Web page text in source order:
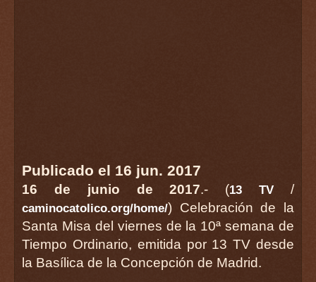
Publicado el 16 jun. 2017
16 de junio de 2017.- (13 TV /
caminocatolico.org/home/) Celebración de la
Santa Misa del viernes de la 10ª semana de
Tiempo Ordinario, emitida por 13 TV desde
la Basílica de la Concepción de Madrid.